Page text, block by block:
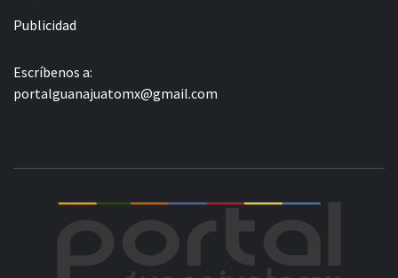
Publicidad
Escríbenos a:
portalguanajuatomx@gmail.com